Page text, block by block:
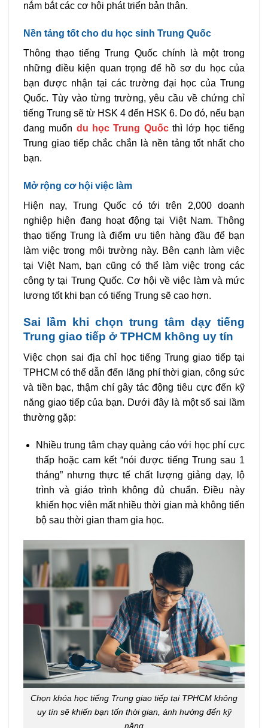
nắm bắt các cơ hội phát triển bản thân.
Nền tảng tốt cho du học sinh Trung Quốc
Thông thạo tiếng Trung Quốc chính là một trong
những điều kiện quan trọng để hồ sơ du học của
bạn được nhận tại các trường đại học của Trung
Quốc. Tùy vào từng trường, yêu cầu về chứng chỉ
tiếng Trung sẽ từ HSK 4 đến HSK 6. Do đó, nếu bạn
đang muốn du học Trung Quốcthì lớp học tiếng
Trung giao tiếp chắc chắn là nền tảng tốt nhất cho
bạn.
Mở rộng cơ hội việc làm
Hiện nay, Trung Quốc có tới trên 2,000 doanh
nghiệp hiện đang hoạt động tại Việt Nam. Thông
thạo tiếng Trung là điểm ưu tiên hàng đầu để bạn
làm việc trong môi trường này. Bên cạnh làm việc
tại Việt Nam, bạn cũng có thể làm việc trong các
công ty tại Trung Quốc. Cơ hội về việc làm và mức
lương tốt khi bạn có tiếng Trung sẽ cao hơn.
Sai lầm khi chọn trung tâm dạy tiếng
Trung giao tiếp ở TPHCM không uy tín
Việc chọn sai địa chỉ học tiếng Trung giao tiếp tại
TPHCM có thể dẫn đến lãng phí thời gian, công sức
và tiền bạc, thậm chí gây tác động tiêu cực đến kỹ
năng giao tiếp của bạn. Dưới đây là một số sai lầm
thường gặp:
Nhiều trung tâm chạy quảng cáo với học phí cực
thấp hoặc cam kết “nói được tiếng Trung sau 1
tháng” nhưng thực tế chất lượng giảng dạy, lộ
trình và giáo trình không đủ chuẩn. Điều này
khiến học viên mất nhiều thời gian mà không tiến
bộ sau thời gian tham gia học.
Chọn khóa học tiếng Trung giao tiếp tại TPHCM không
uy tín sẽ khiến bạn tốn thời gian, ảnh hưởng đến kỹ
năng